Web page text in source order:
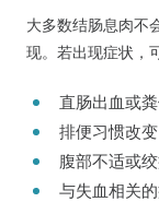
大多数结肠息肉不
现。若出现症状，
直肠出血或
排便习惯改
腹部不适或
与失血相关